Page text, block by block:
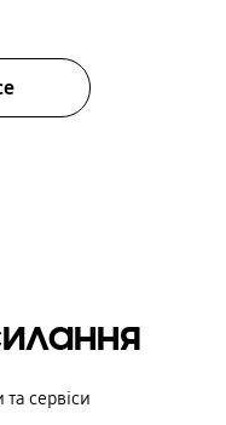
сервіси